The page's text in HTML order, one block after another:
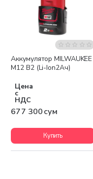
Аккумулятор MILWAUKEE
M12 B2 (Li-Ion2Ач)
Цена
с
НДС
677 300 сум
Купить